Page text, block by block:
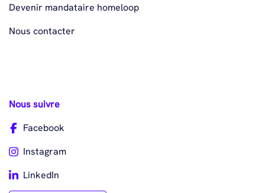
Devenir mandataire homeloop
Nous contacter
Nous suivre
Facebook
Instagram
LinkedIn